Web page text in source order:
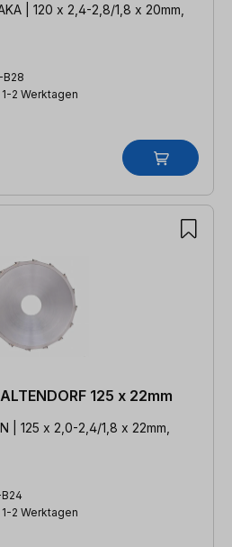
| 120 x 2,4-2,8/1,8 x 20mm,
B28
2 Werktagen
125 x 22mm
| 125 x 2,0-2,4/1,8 x 22mm,
2 Werktagen